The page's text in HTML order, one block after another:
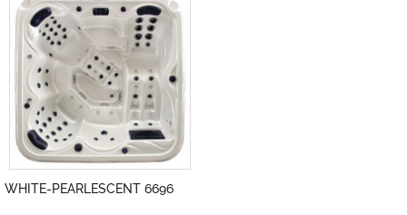
WHITE-PEARLESCENT 6696